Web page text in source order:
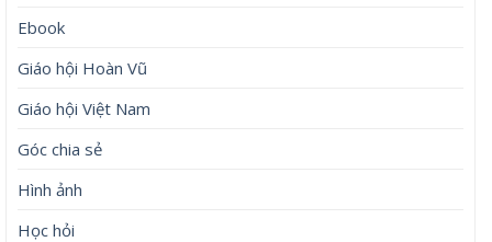
Ebook
Giáo hội Hoàn Vũ
Giáo hội Việt Nam
Góc chia sẻ
Hình ảnh
Học hỏi